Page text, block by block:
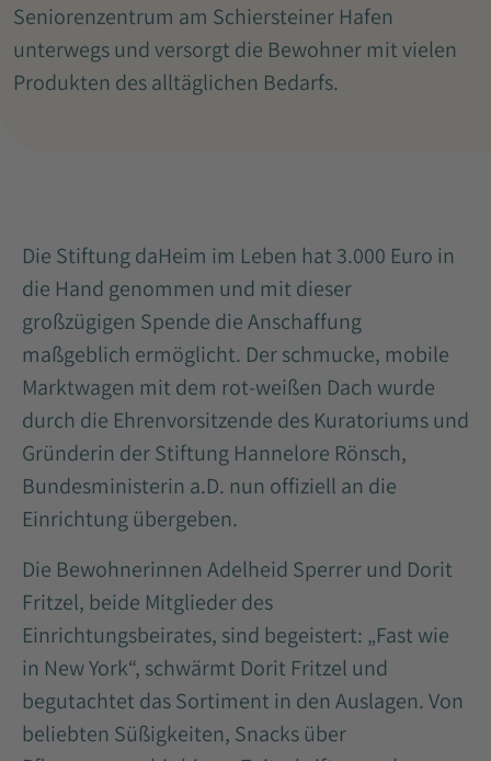
Seniorenzentrum am Schiersteiner Hafen
unterwegs und versorgt die Bewohner mit vielen
Produkten des alltäglichen Bedarfs.
Die Stiftung daHeim im Leben hat 3.000 Euro in
die Hand genommen und mit dieser
großzügigen Spende die Anschaffung
maßgeblich ermöglicht. Der schmucke, mobile
Marktwagen mit dem rot-weißen Dach wurde
durch die Ehrenvorsitzende des Kuratoriums und
Gründerin der Stiftung Hannelore Rönsch,
Bundesministerin a.D. nun offiziell an die
Einrichtung übergeben.
Die Bewohnerinnen Adelheid Sperrer und Dorit
Fritzel, beide Mitglieder des
Einrichtungsbeirates, sind begeistert: „Fast wie
in New York“, schwärmt Dorit Fritzel und
begutachtet das Sortiment in den Auslagen. Von
beliebten Süßigkeiten, Snacks über